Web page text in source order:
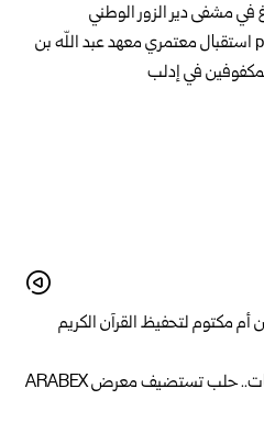
في مشفى دير الزور الوطني
مكتوم لتحفيظ القرآن الكريم